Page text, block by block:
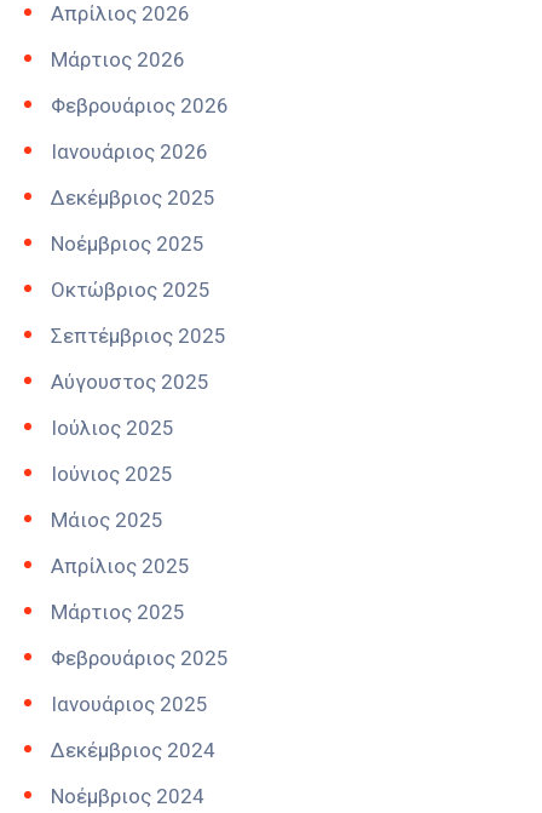
Απρίλιος 2026
Μάρτιος 2026
Φεβρουάριος 2026
Ιανουάριος 2026
Δεκέμβριος 2025
Νοέμβριος 2025
Οκτώβριος 2025
Σεπτέμβριος 2025
Αύγουστος 2025
Ιούλιος 2025
Ιούνιος 2025
Μάιος 2025
Απρίλιος 2025
Μάρτιος 2025
Φεβρουάριος 2025
Ιανουάριος 2025
Δεκέμβριος 2024
Νοέμβριος 2024